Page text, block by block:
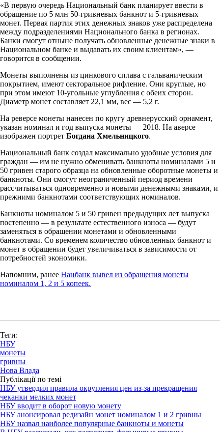
«В первую очередь Национальный банк планирует ввести в
обращение по 5 млн 50-гривневых банкнот и 5-гривневых
монет. Первая партия этих денежных знаков уже распределена
между подразделениями Национального банка в регионах.
Банки смогут отныне получать обновленные денежные знаки в
Национальном банке и выдавать их своим клиентам», —
говорится в сообщении.
Монеты выполнены из цинкового сплава с гальваническим
покрытием, имеют секторальное рифление. Они круглые, но
при этом имеют 10-угольные углубления с обеих сторон.
Диаметр монет составляет 22,1 мм, вес — 5,2 г.
На реверсе монеты нанесен по кругу древнерусский орнамент,
указан номинал и год выпуска монеты — 2018. На аверсе
изображен портрет Богдана Хмельницкого.
Национальный банк создал максимально удобные условия для
граждан — им не нужно обменивать банкноты номиналами 5 и
50 гривен старого образца на обновленные оборотные монеты и
банкноты. Они смогут неограниченный период времени
рассчитываться одновременно и новыми денежными знаками, и
прежними банкнотами соответствующих номиналов.
Банкноты номиналом 5 и 50 гривен предыдущих лет выпуска
постепенно — в результате естественного износа — будут
заменяться в обращении монетами и обновленными
банкнотами. Со временем количество обновленных банкнот и
монет в обращении будет увеличиваться в зависимости от
потребностей экономики.
Напомним, ранее Нацбанк вывел из обращения монеты
номиналом 1, 2 и 5 копеек.
Теги:
НБУ
монеты
гривны
Нова Влада
Публікації по темі
НБУ утвердил правила округления цен из-за прекращения
чеканки мелких монет
НБУ вводит в оборот новую монету
НБУ анонсировал редизайн монет номиналом 1 и 2 гривны
НБУ назвал наиболее популярные банкноты и монеты